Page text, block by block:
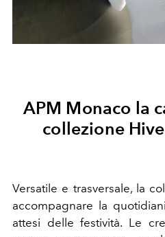
APM Monaco la
collezione
Versatile e trasversale, la
accompagnare la
attesi delle festività. Le